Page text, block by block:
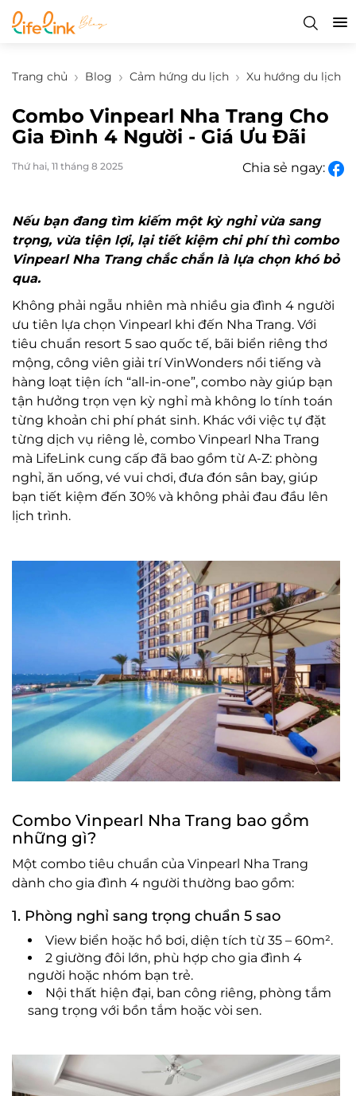
Trang chủ Blog Cảm hứng du lịch Xu hướng du lịch
Combo Vinpearl Nha Trang Cho
Gia Đình 4 Người - Giá Ưu Đãi
Thứ hai, 11 tháng 8 2025 Chia sẻ ngay:
Nếu bạn đang tìm kiếm một kỳ nghỉ vừa sang
trọng, vừa tiện lợi, lại tiết kiệm chi phí thì combo
Vinpearl Nha Trang chắc chắn là lựa chọn khó bỏ
qua.
Không phải ngẫu nhiên mà nhiều gia đình 4 người
ưu tiên lựa chọn Vinpearl khi đến Nha Trang. Với
tiêu chuẩn resort 5 sao quốc tế, bãi biển riêng thơ
mộng, công viên giải trí VinWonders nổi tiếng và
hàng loạt tiện ích “all-in-one”, combo này giúp bạn
tận hưởng trọn vẹn kỳ nghỉ mà không lo tính toán
từng khoản chi phí phát sinh. Khác với việc tự đặt
từng dịch vụ riêng lẻ, combo Vinpearl Nha Trang
mà LifeLink cung cấp đã bao gồm từ A-Z: phòng
nghỉ, ăn uống, vé vui chơi, đưa đón sân bay, giúp
bạn tiết kiệm đến 30% và không phải đau đầu lên
lịch trình.
Combo Vinpearl Nha Trang bao gồm
những gì?
Một combo tiêu chuẩn của Vinpearl Nha Trang
dành cho gia đình 4 người thường bao gồm:
1. Phòng nghỉ sang trọng chuẩn 5 sao
View biển hoặc hồ bơi, diện tích từ 35 – 60m².
2 giường đôi lớn, phù hợp cho gia đình 4
người hoặc nhóm bạn trẻ.
Nội thất hiện đại, ban công riêng, phòng tắm
sang trọng với bồn tắm hoặc vòi sen.